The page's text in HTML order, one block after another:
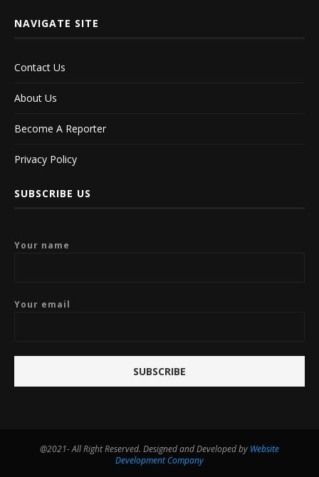
NAVIGATE SITE
Contact Us
About Us
Become A Reporter
Privacy Policy
SUBSCRIBE US
Your name
Your email
@2021- All Right Reserved. Designed and Developed by Website
Development Company